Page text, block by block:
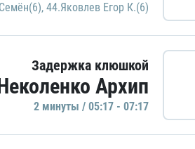
, 44.Яковлев Егор К.(6)
Задержка клюшкой
Архип
2 минуты / 05:17 - 07:17